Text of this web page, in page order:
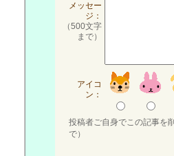
メッセー
ジ：
（500文字
まで）
アイコ
ン：
投稿者ご自身でこの記事を
で）